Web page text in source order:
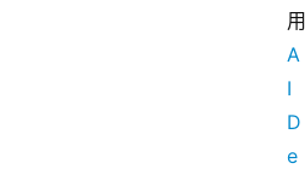
用
A
I
D
e